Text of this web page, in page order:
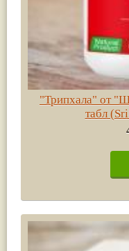
"Трипхала" от
табл